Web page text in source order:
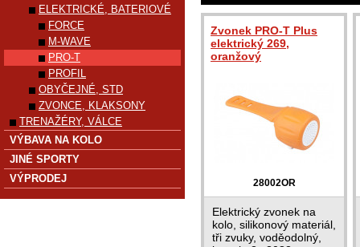
Zvonek PRO-T Plus
elektrický 269,
oranžový
28002OR
Elektrický zvonek na
kolo, silikonový materiál,
tři zvuky, voděodolný,
ELEKTRICKÉ, BATERIOVÉ
FORCE
M-WAVE
PRO-T
PROFIL
OBYČEJNÉ, STD
ZVONCE, KLAKSONY
TRENAŽÉRY, VÁLCE
VÝBAVA NA KOLO
JINÉ SPORTY
VÝPRODEJ